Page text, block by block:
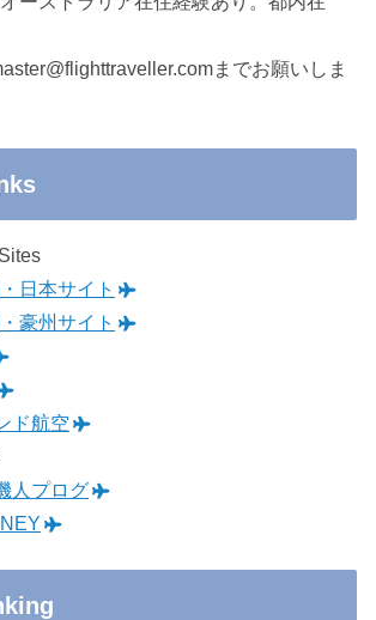
までお願いしま
日本サイト
豪州サイト
ド航空
人プログ